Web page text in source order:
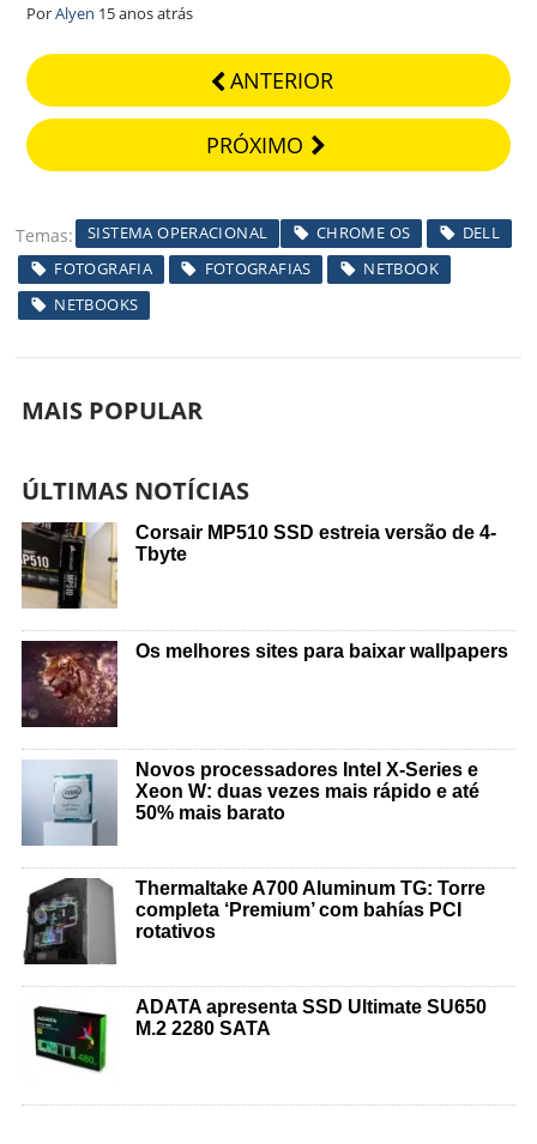
PorAlyen 15 anos atrás
ANTERIOR
PRÓXIMO
Temas SISTEMA OPERACIONAL CHROME OS
DELL
FOTOGRAFIA
FOTOGRAFIAS
NETBOOK
NETBOOKS
MAIS POPULAR
ÚLTIMAS NOTÍCIAS
Corsair MP510 SSD estreia versão de 4-
Tbyte
Os melhores sites para baixar wallpapers
Novos processadores Intel X-Series e
Xeon W: duas vezes mais rápido e até
50% mais barato
Thermaltake A700 Aluminum TG: Torre
completa ‘Premium’ com bahías PCI
rotativos
ADATA apresenta SSD Ultimate SU650
M.2 2280 SATA